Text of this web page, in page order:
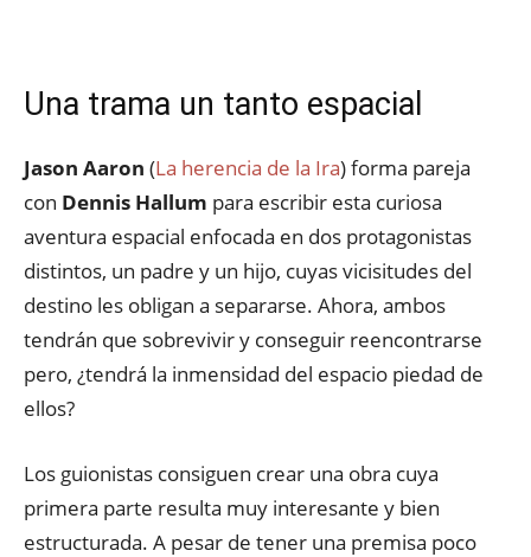
Una trama un tanto espacial
Jason Aaron (La herencia de la Ira) forma pareja
con Dennis Hallum para escribir esta curiosa
aventura espacial enfocada en dos protagonistas
distintos, un padre y un hijo, cuyas vicisitudes del
destino les obligan a separarse. Ahora, ambos
tendrán que sobrevivir y conseguir reencontrarse
pero, ¿tendrá la inmensidad del espacio piedad de
ellos?
Los guionistas consiguen crear una obra cuya
primera parte resulta muy interesante y bien
estructurada. A pesar de tener una premisa poco